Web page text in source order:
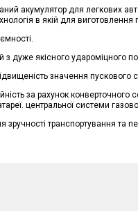
акумулятор для легкових
в якій для
з дуже якісного удароміцного
значення пускового
за рахунок
центральної системи
зручності транспортування та